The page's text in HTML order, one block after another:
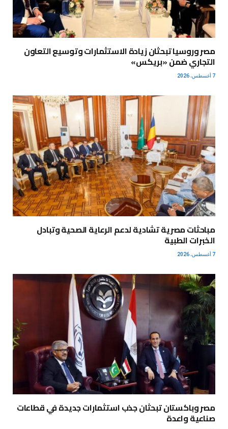
مصر وروسيا تبحثان زيادة الاستثمارات وتوسيع التعاون
التجاري ضمن «بريكس»
7 أغسطس، 2026
مباحثات مصرية تشادية لدعم الرعاية الصحية وتبادل
الخبرات الطبية
7 أغسطس، 2026
مصر وباكستان تبحثان جذب استثمارات جديدة في قطاعات
صناعية واعدة